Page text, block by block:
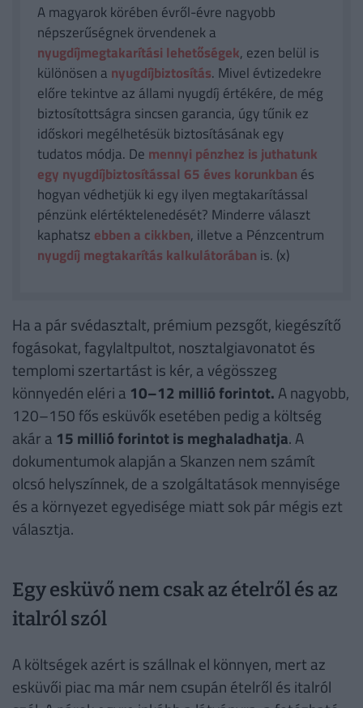
A magyarok körében évről-évre nagyobb
népszerűségnek örvendenek a
nyugdíjmegtakarítási lehetőségek, ezen belül is
különösen a nyugdíjbiztosítás. Mivel évtizedekre
előre tekintve az állami nyugdíj értékére, de még
biztosítottságra sincsen garancia, úgy tűnik ez
időskori megélhetésük biztosításának egy
tudatos módja. De mennyi pénzhez is juthatunk
egy nyugdíjbiztosítással 65 éves korunkban és
hogyan védhetjük ki egy ilyen megtakarítással
pénzünk elértéktelenedését? Minderre választ
kaphatsz ebben a cikkben, illetve a Pénzcentrum
nyugdíj megtakarítás kalkulátorában is. (x)
Ha a pár svédasztalt, prémium pezsgőt, kiegészítő
fogásokat, fagylaltpultot, nosztalgiavonatot és
templomi szertartást is kér, a végösszeg
könnyedén eléri a 10–12 millió forintot.A nagyobb,
120–150 fős esküvők esetében pedig a költség
akár a 15 millió forintot is meghaladhatja. A
dokumentumok alapján a Skanzen nem számít
olcsó helyszínnek, de a szolgáltatások mennyisége
és a környezet egyedisége miatt sok pár mégis ezt
választja.
Egy esküvő nem csak az ételről és az
italról szól
A költségek azért is szállnak el könnyen, mert az
esküvői piac ma már nem csupán ételről és italról